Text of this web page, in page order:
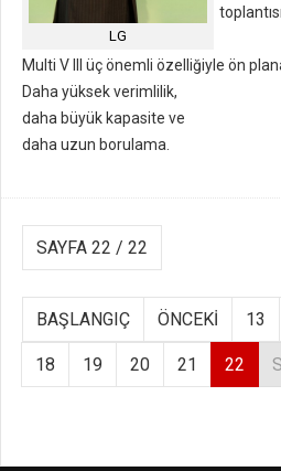
LG
Multi V III üç önemli özelliğiyle ön
Daha yüksek verimlilik,
daha büyük kapasite ve
daha uzun borulama.
SAYFA 22 / 22
BAŞLANGIÇ ÖNCEKI 13
18 19 20 21 22